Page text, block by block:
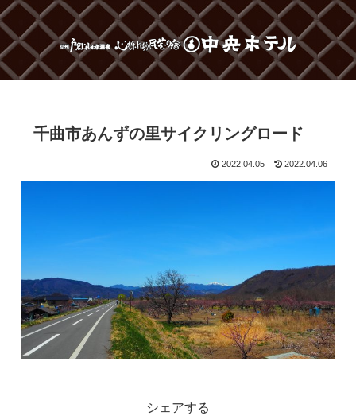
千曲市あんずの里サイクリングロード
2022.04.05 2022.04.06
シェアする